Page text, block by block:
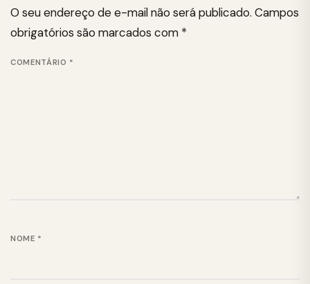
O seu endereço de e-mail não será publicado. Campos
obrigatórios são marcados com *
COMENTÁRIO *
NOME *